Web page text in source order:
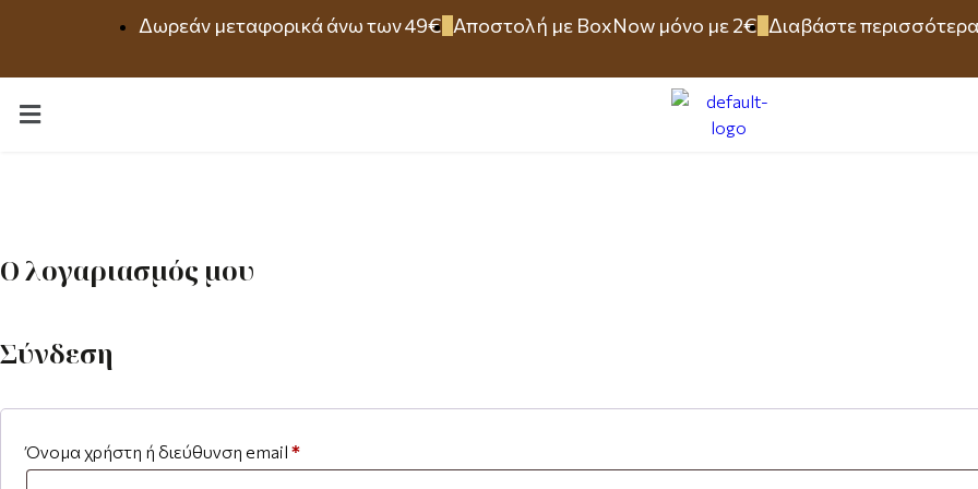
Δωρεάν μεταφορικά άνω των 49€ Αποστολή με BoxNow μόνο με 2€ Διαβάστε περισσότερα
Ο λογαριασμός μου
Σύνδεση
Όνομα χρήστη ή διεύθυνση email *